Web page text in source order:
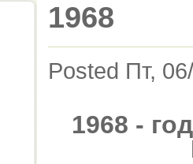
1968
Posted Пт,
1968 -